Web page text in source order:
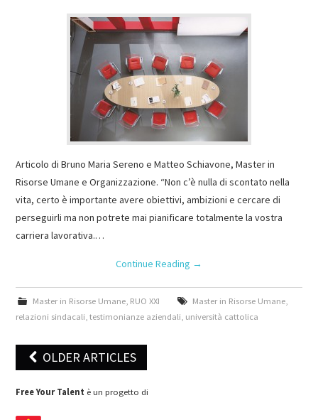
Articolo di Bruno Maria Sereno e Matteo Schiavone, Master in
Risorse Umane e Organizzazione. “Non c’è nulla di scontato nella
vita, certo è importante avere obiettivi, ambizioni e cercare di
perseguirli ma non potrete mai pianificare totalmente la vostra
carriera lavorativa.…
Continue Reading →
Master in Risorse Umane, RUO XXI Master in Risorse Umane,
relazioni sindacali ,testimonianze aziendali università cattolica
Post navigation
OLDER ARTICLES
Free Your Talent è un progetto di